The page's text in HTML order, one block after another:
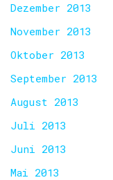
Dezember 2013
November 2013
Oktober 2013
September 2013
August 2013
Juli 2013
Juni 2013
Mai 2013